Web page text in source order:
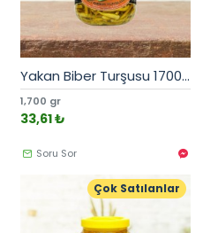
1,700 gr
Yakan Biber Turşusu 1700 cc
33,61 ₺
Soru Sor
Çok Satılanlar